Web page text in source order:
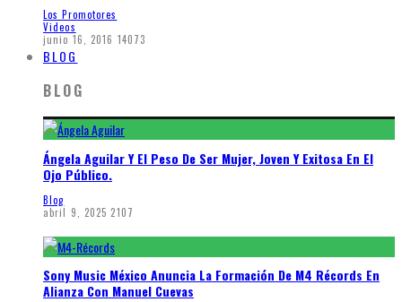
Los Promotores
Videos
junio 16, 2016 14073
BLOG
BLOG
Ángela Aguilar Y El Peso De Ser Mujer, Joven Y Exitosa En El
Ojo Público.
Blog
abril 9, 2025 2107
Sony Music México Anuncia La Formación De M4 Récords En
Alianza Con Manuel Cuevas